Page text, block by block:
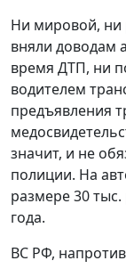
Ни мировой, ни
вняли доводам
время ДТП, ни
водителем
предъявления
значит, и не
полиции. На
размере 30
года.
ВС РФ,